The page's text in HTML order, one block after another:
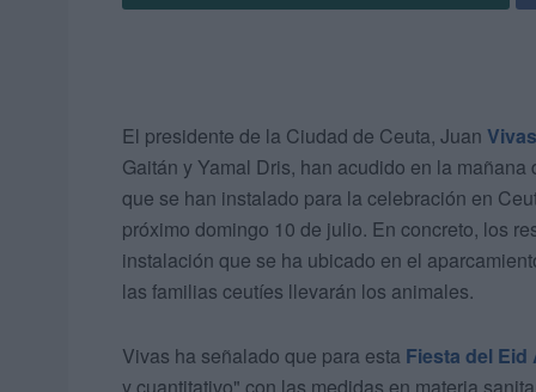
El presidente de la Ciudad de Ceuta, Juan Vivas
Gaitán y Yamal Dris, han acudido en la
que se han instalado para la celebración en
próximo domingo 10 de julio. En concreto, los
instalación que se ha ubicado en el
las familias ceutíes llevarán los animales.
Vivas ha señalado que para esta Fiesta del Eid